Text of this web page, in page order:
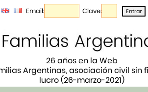
Email: Clave:
26 años en la Web
Argentinas, asociación civil sin
lucro (26-marzo-2021)